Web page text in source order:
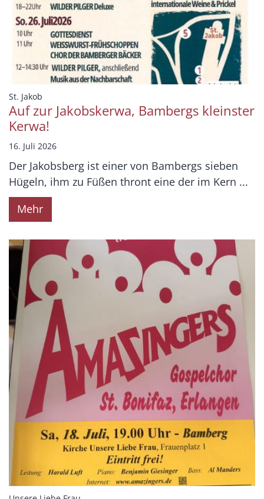
St. Jakob
Auf zur Jakobskerwa, Bambergs kleinster
Kerwa!
16. Juli 2026
Der Jakobsberg ist einer von Bambergs sieben
Hügeln, ihm zu Füßen thront eine der im Kern ...
Mehr